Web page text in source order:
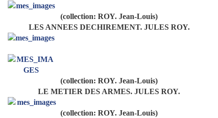
(collection: ROY. Jean-Louis)
LES ANNEES DECHIREMENT. JULES ROY.
(collection: ROY. Jean-Louis)
LE METIER DES ARMES. JULES ROY.
(collection: ROY. Jean-Louis)